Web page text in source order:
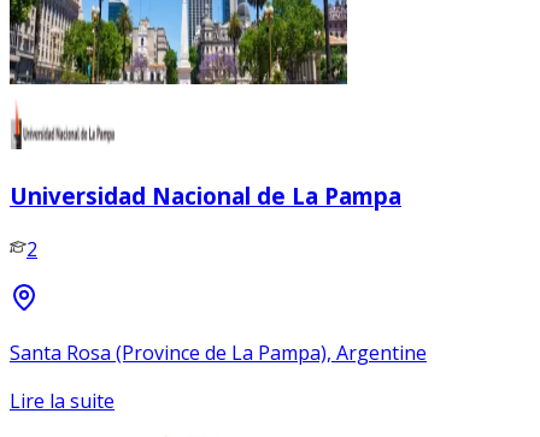
Universidad Nacional de La Pampa
2
Santa Rosa (Province de La Pampa), Argentine
Lire la suite